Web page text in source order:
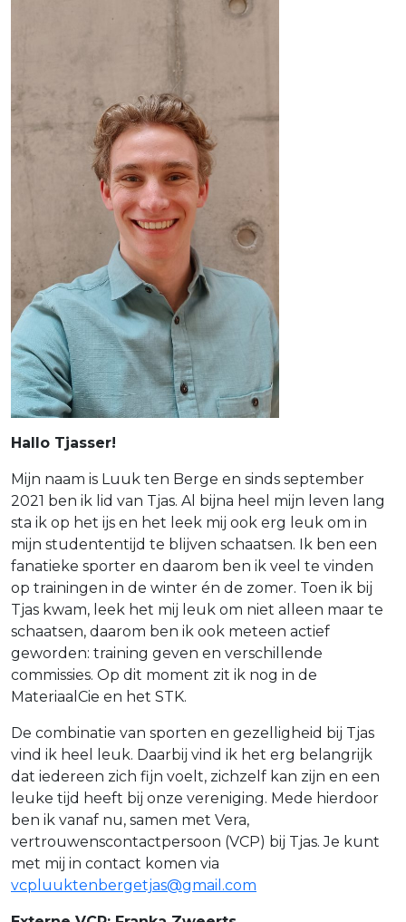
Hallo Tjasser!
Mijn naam is Luuk ten Berge en sinds september
2021 ben ik lid van Tjas. Al bijna heel mijn leven lang
sta ik op het ijs en het leek mij ook erg leuk om in
mijn studententijd te blijven schaatsen. Ik ben een
fanatieke sporter en daarom ben ik veel te vinden
op trainingen in de winter én de zomer. Toen ik bij
Tjas kwam, leek het mij leuk om niet alleen maar te
schaatsen, daarom ben ik ook meteen actief
geworden: training geven en verschillende
commissies. Op dit moment zit ik nog in de
MateriaalCie en het STK.
De combinatie van sporten en gezelligheid bij Tjas
vind ik heel leuk. Daarbij vind ik het erg belangrijk
dat iedereen zich fijn voelt, zichzelf kan zijn en een
leuke tijd heeft bij onze vereniging. Mede hierdoor
ben ik vanaf nu, samen met Vera,
vertrouwenscontactpersoon (VCP) bij Tjas. Je kunt
met mij in contact komen via
vcpluuktenbergetjas@gmail.com